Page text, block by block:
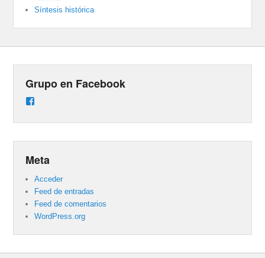
Síntesis histórica
Grupo en Facebook
en
Meta
Acceder
Feed de entradas
Feed de comentarios
WordPress.org